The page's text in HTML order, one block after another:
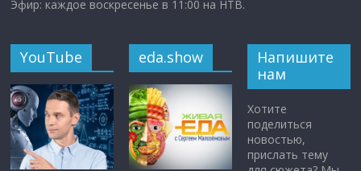
Эфир: каждое воскресенье в 11:00 на НТВ.
YouTube eda.show
Напишите
нам
Хотите
поделиться
новостью,
прислать тему